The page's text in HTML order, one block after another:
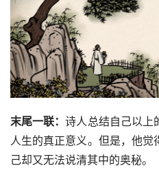
末尾一联：诗人总结自己以上
人生的真正意义。但是，他
己却又无法说清其中的奥秘。